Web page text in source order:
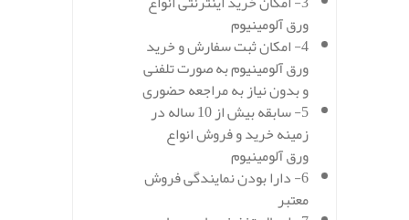
ورق آلومینیوم
4- امکان ثبت سفارش و خرید
ورق آلومینیوم به صورت تلفنی
و بدون نیاز به مراجعه حضوری
5- سابقه بیش از 10 ساله در
زمینه خرید و فروش انواع
ورق آلومینیوم
6- دارا بودن نمایندگی فروش
معتبر